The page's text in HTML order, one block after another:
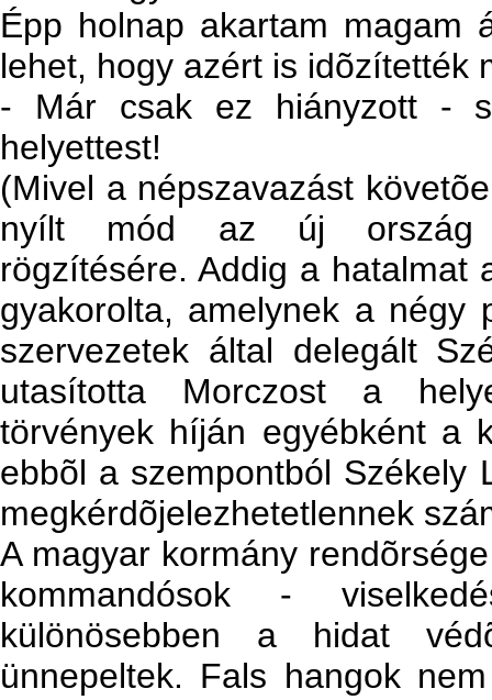
Épp holnap akartam magam
lehet, hogy azért is idõzítették
- Már csak ez hiányzott -
helyettest!
(Mivel a népszavazást
nyílt mód az új ország
rögzítésére. Addig a hatalmat
gyakorolta, amelynek a négy
szervezetek által delegált
utasította Morczost a
törvények híján egyébként a
ebbõl a szempontból Székely
megkérdõjelezhetetlennek
A magyar kormány
kommandósok -
különösebben a hidat
ünnepeltek. Fals hangok